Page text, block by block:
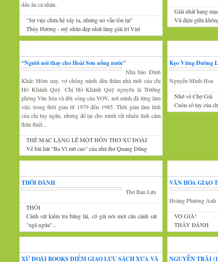
dấu ấn cá nhân.
"Sự việc chưa hề xảy ra, nhưng nó vẫn tồn tại"
Thủy Hương - mỹ nhân đẹp nhất làng giải trí Việt
Giải nhất hạng
Vũ điệu giữa
“Người nói thay cho Hoài Sơn uống nước”
Nhà báo Đình
Khải: Hôm nay, vợ chồng mình đến thăm nhà mới của chị
Hồ Khánh Quý. Chị Hồ Khánh Quý nguyên là Trưởng
phòng Văn hóa và đời sống của VOV, nơi mình đã từng làm
việc trong thời gian từ 1979 đến 1985. Thời gian làm lính
của chị tuy ngắn, nhưng để lại cho mình rất nhiều tình cảm
thân thiết...
THẾ MẠC LẶNG LẼ MỘT HỒN THƠ XỨ ĐOÀI
Về bài hát "Ba Vì mờ cao" của nhà thơ Quang Dũng
Kẹo Vừng Đường
Nguyễn Minh Hoa
Nhớ về Chợ Giá
Cuốn sổ tay của
THÔI ĐÀNH
Thơ Ban Lưu
THỔI
Cảnh sát kiểm tra bằng lái, cô gái nói một câu cảnh sát
"ngã ngửa"...
VĂN HÓA GIAO
Hoàng Phương Anh
VỢ GIÀ!
THẦY ĐÁNH
XỨ ĐOÀI BOOKS ĐIỂM GIAO LƯU SÁCH XƯA VÀ
NGUYỄN TRÃI